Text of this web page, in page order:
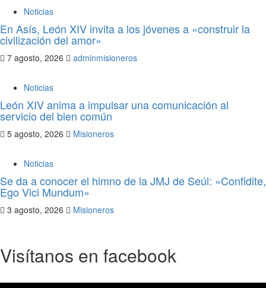
Noticias
En Asís, León XIV invita a los jóvenes a «construir la
civilización del amor»
7 agosto, 2026 adminmisioneros
Noticias
León XIV anima a impulsar una comunicación al
servicio del bien común
5 agosto, 2026 Misioneros
Noticias
Se da a conocer el himno de la JMJ de Seúl: «Confidite,
Ego Vici Mundum»
3 agosto, 2026 Misioneros
Visítanos en facebook